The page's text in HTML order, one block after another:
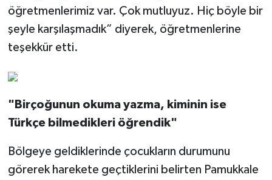
öğretmenlerimiz var. Çok mutluyuz. Hiç böyle bir
şeyle karşılaşmadık” diyerek, öğretmenlerine
teşekkür etti.
"Birçoğunun okuma yazma, kiminin ise
Türkçe bilmedikleri öğrendik"
Bölgeye geldiklerinde çocukların durumunu
görerek harekete geçtiklerini belirten Pamukkale